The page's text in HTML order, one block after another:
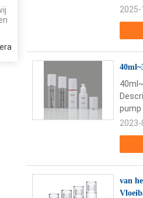
2025-
pump
2023-
van